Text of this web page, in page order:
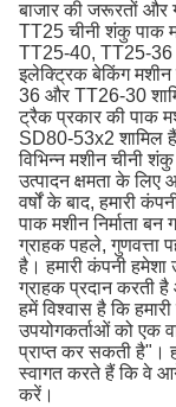
बाजार की जरूरतों और
TT25 चीनी शंकु पाक
TT25-40, TT25-36
इलेक्ट्रिक बेकिंग
36 और TT26-30
ट्रैक प्रकार की पाक
SD80-53x2 शामिल
विभिन्न मशीन चीनी
उत्पादन क्षमता के
वर्षों के बाद, हमारी
पाक मशीन निर्माता बन
ग्राहक पहले, गुणवत्ता
है। हमारी कंपनी
ग्राहक प्रदान करती
हमें विश्वास है कि
उपयोगकर्ताओं को एक
प्राप्त कर सकती है"।
स्वागत करते हैं कि वे
करें।